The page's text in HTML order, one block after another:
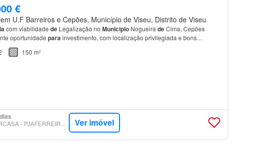
€
em U.F Barreiros e Cepões, Município de Viseu, Distrito de Viseu
com viabilidade deLegalização no MunicipioNogueira deCima, Cepões
oportunidade parainvestimento, com localização privilegiada e bons
se atualmente como um espaço
150 m²
Ver imóvel